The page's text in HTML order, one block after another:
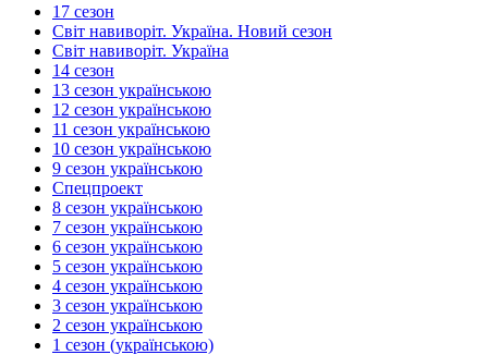
17 сезон
Світ навиворіт. Україна. Новий сезон
Світ навиворіт. Україна
14 сезон
13 сезон українською
12 сезон українською
11 сезон українською
10 сезон українською
9 сезон українською
Спецпроект
8 сезон українською
7 сезон українською
6 сезон українською
5 сезон українською
4 сезон українською
3 сезон українською
2 сезон українською
1 сезон (українською)